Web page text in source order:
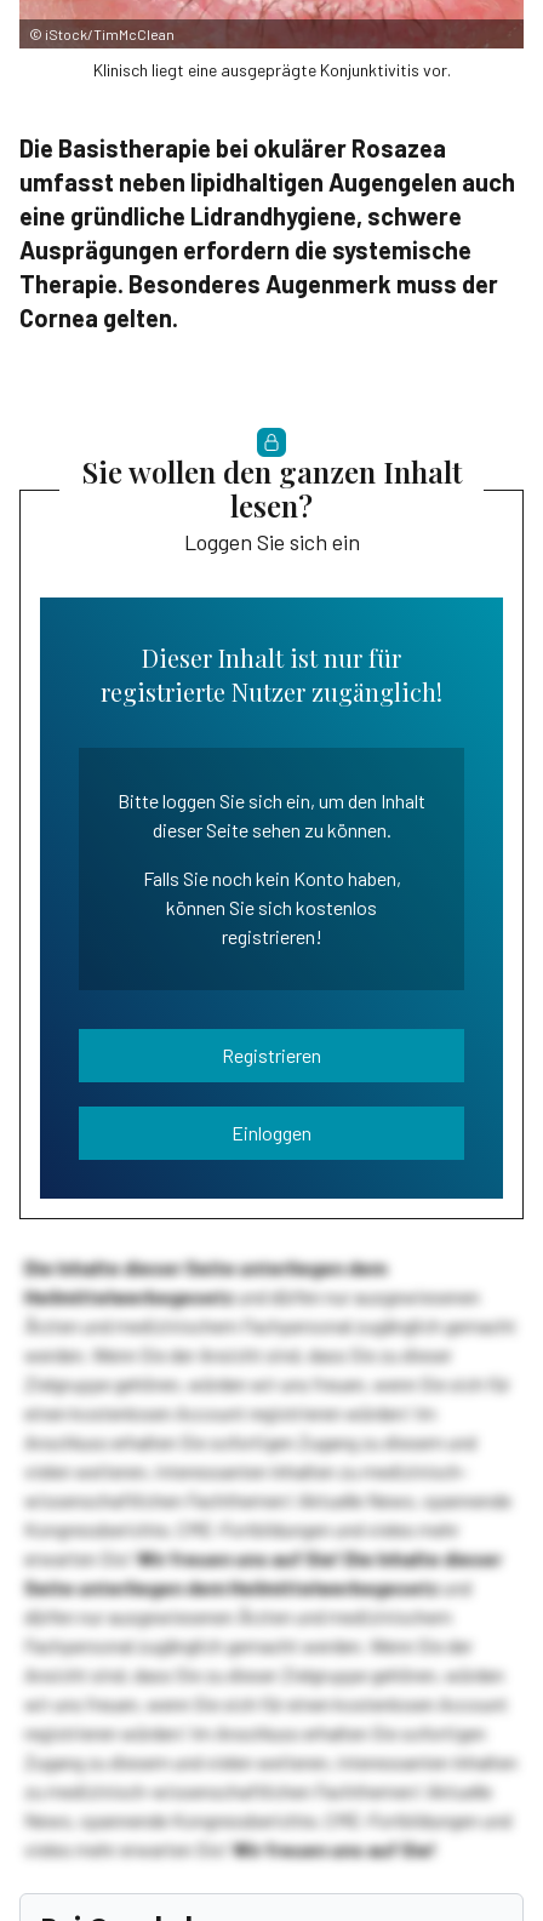
© iStock/TimMcClean
Klinisch liegt eine ausgeprägte Konjunktivitis vor.
Die Basistherapie bei okulärer Rosazea
umfasst neben lipidhaltigen Augengelen auch
eine gründliche Lidrandhygiene, schwere
Ausprägungen erfordern die systemische
Therapie. Besonderes Augenmerk muss der
Cornea gelten.
Sie wollen den ganzen Inhalt
lesen?
Loggen Sie sich ein
Dieser Inhalt ist nur für
registrierte Nutzer zugänglich!
Bitte loggen Sie sich ein, um den Inhalt
dieser Seite sehen zu können.
Falls Sie noch kein Konto haben,
können Sie sich kostenlos
registrieren!
Registrieren
Einloggen
Die Inhalte dieser Seite unterliegen dem
Heilmittelwerbegesetzund dürfen nur ausgewiesenen
Ärzten und medizinischem Fachpersonal zugänglich gemacht
werden. Wenn Sie der Ansicht sind, dass Sie zu dieser
Zielgruppe gehören, würden wir uns freuen, wenn Sie sich für
einen kostenlosen Account registrieren würden! Im
Anschluss erhalten Sie sofortigen Zugang zu diesem und
vielen weiteren, interessanten Inhalten zu medizinisch-
wissenschaftlichen Fachthemen! Aktuelle News, spannende
Kongressberichte, CME-Fortbildungen und vieles mehr
erwarten Sie!Wir freuen uns auf Sie!Die Inhalte dieser
Seite unterliegen dem Heilmittelwerbegesetzund
dürfen nur ausgewiesenen Ärzten und medizinischem
Fachpersonal zugänglich gemacht werden. Wenn Sie der
Ansicht sind, dass Sie zu dieser Zielgruppe gehören, würden
wir uns freuen, wenn Sie sich für einen kostenlosen Account
registrieren würden! Im Anschluss erhalten Sie sofortigen
Zugang zu diesem und vielen weiteren, interessanten Inhalten
zu medizinisch-wissenschaftlichen Fachthemen! Aktuelle
News, spannende Kongressberichte, CME-Fortbildungen und
vieles mehr erwarten Sie!Wir freuen uns auf Sie!